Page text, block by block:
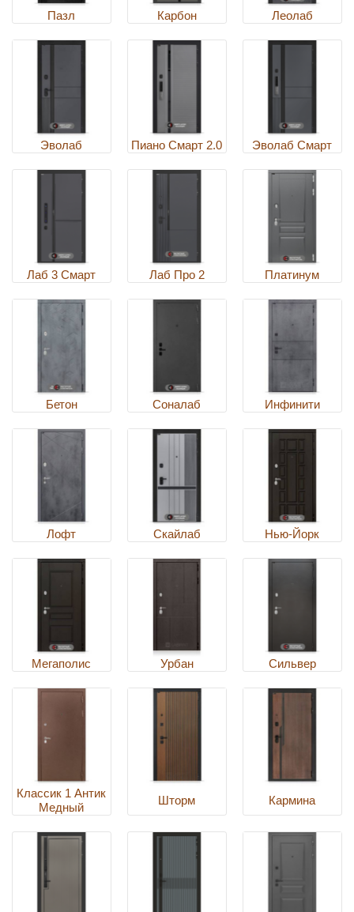
Пазл Карбон Леолаб
Эволаб Пиано Смарт 2.0 Эволаб Смарт
Лаб 3 Смарт Лаб Про 2 Платинум
Бетон Соналаб Инфинити
Лофт Скайлаб Нью-Йорк
Мегаполис Урбан Сильвер
Классик 1 Антик
Медный
Шторм Кармина